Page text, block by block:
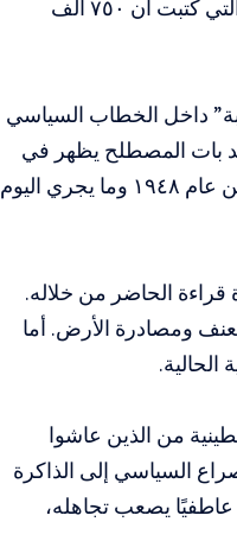
الفلسطينيين، بالتزامن مع دعم نواب آخرين، بينهم النائبة ديليا راميريز، التي كتبت أن ٧٥٠ ألف
داخل الخطاب السياسي
فقد بات المصطلح يظهر في
بيانات وتصريحات نواب أمريكيين، مع ربط مباشر بين تهجير الفلسطينيين عام ١٩٤٨ وما يجري اليوم
قراءة الحاضر من خلاله.
ومصادرة الأرض. أما
من الذين عاشوا
السياسي إلى الذاكرة
عاطفيًا يصعب تجاهله،